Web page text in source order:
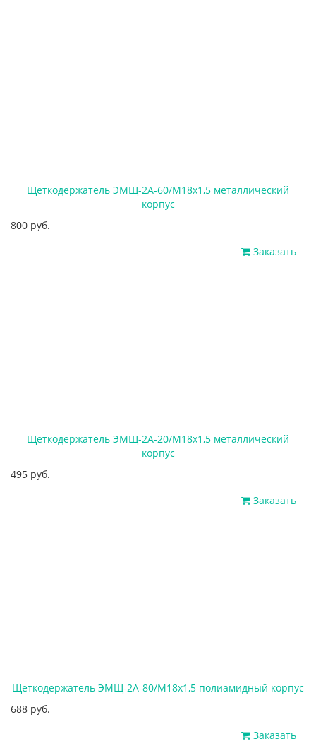
Щеткодержатель ЭМЩ-2А-60/М18х1,5 металлический
корпус
800 руб.
Заказать
Щеткодержатель ЭМЩ-2А-20/М18х1,5 металлический
корпус
495 руб.
Заказать
Щеткодержатель ЭМЩ-2А-80/М18х1,5 полиамидный корпус
688 руб.
Заказать